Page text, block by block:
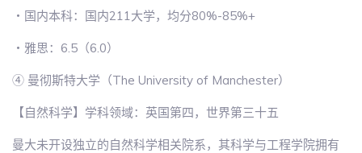
・国内本科：国内211大学，均分80%-85%+
・雅思：6.5（6.0）
④ 曼彻斯特大学（The University of Manchester）
【自然科学】学科领域：英国第四，世界第三十五
曼大未开设独立的自然科学相关院系，其科学与工程学院拥有